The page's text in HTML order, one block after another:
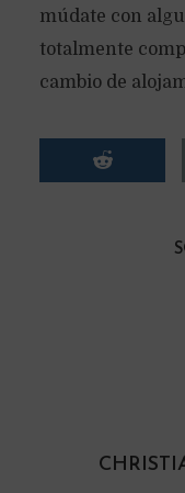
múdate con
totalmente
cambio de